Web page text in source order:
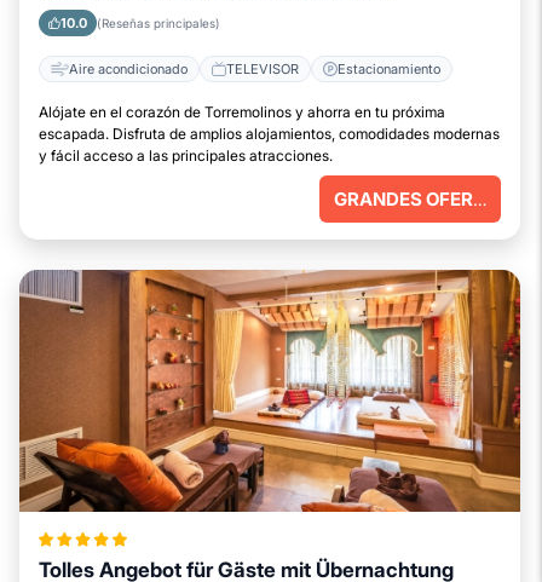
10.0 (Reseñas principales)
Aire acondicionado TELEVISOR Estacionamiento
Alójate en el corazón de Torremolinos y ahorra en tu próxima
escapada. Disfruta de amplios alojamientos, comodidades modernas
y fácil acceso a las principales atracciones.
GRANDES OFERTAS
Tolles Angebot für Gäste mit Übernachtung